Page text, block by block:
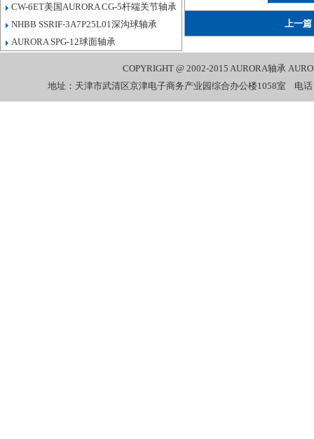
CW-6ET美国AURORA CG-5杆端关节轴承
NHBB SSRIF-3A7P25L01深沟球轴承
AURORA SPG-12球面轴承
上一篇
COPYRIGHT @ 2002-2015AURORA轴承
地址：天津市武清区京津电子商务产业园综合办公楼1058室 电